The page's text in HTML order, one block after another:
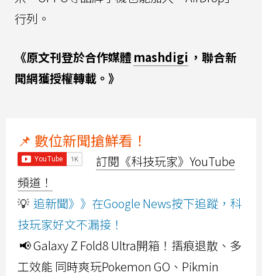
行列。
《原文刊登於合作媒體 mashdigi ，聯合新
聞網獲授權轉載。》
📌 數位新聞搶鮮看！
訂閱《科技玩家》YouTube
頻道！
💡 追新聞》》在Google News按下追蹤，科
技玩家好文不漏接！
📢 Galaxy Z Fold8 Ultra開箱！摺痕退散、多
工效能 同時爽玩Pokemon GO、Pikmin